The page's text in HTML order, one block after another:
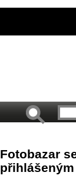
Fotobazar
přihlášeným